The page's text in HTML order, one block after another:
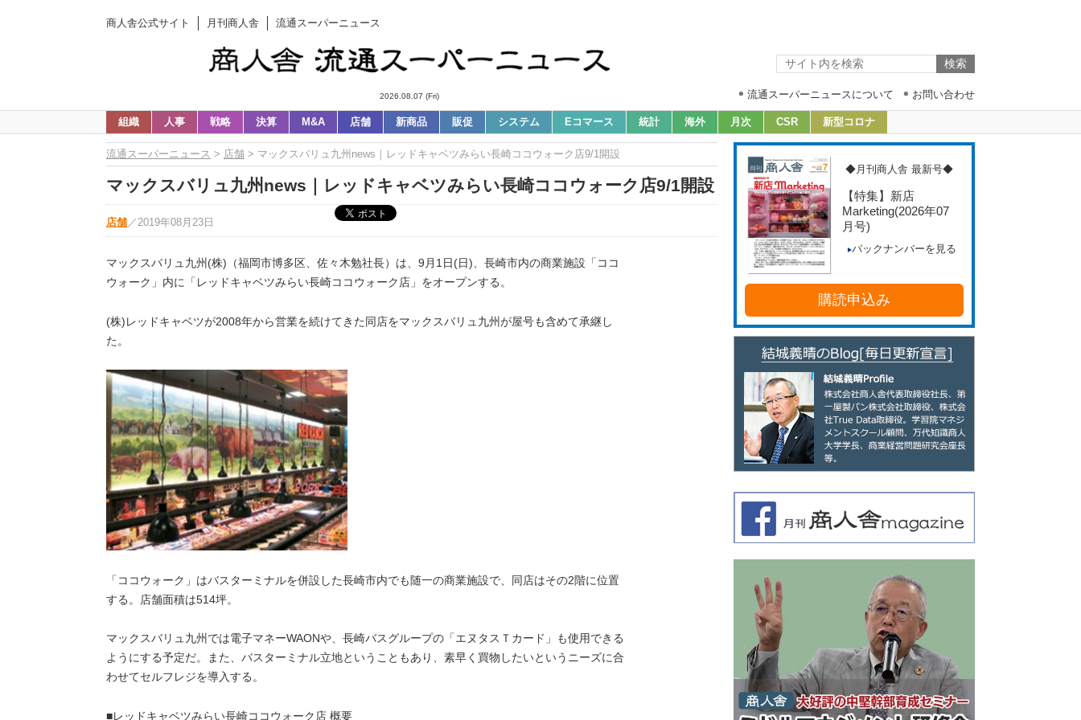
商人舎公式サイト 月刊商人舎 流通スーパーニュース
2026.08.07 (Fri) 流通スーパーニュースについて お問い合わせ
組織 人事 戦略 決算 M&A 店舗 新商品 販促 システム Eコマース 統計 海外 月次 CSR 新型コロナ
流通スーパーニュース > 店舗 > マックスバリュ九州news｜レッドキャベツみらい長崎ココウォーク店9/1開設
マックスバリュ九州news｜レッドキャベツみらい長崎ココウォーク店9/1開設
店舗 ／ 2019年08月23日
マックスバリュ九州(株)（福岡市博多区、佐々木勉社長）は、9月1日(日)、長崎市内の商業施設「ココ
ウォーク」内に「レッドキャベツみらい長崎ココウォーク店」をオープンする。
(株)レッドキャベツが2008年から営業を続けてきた同店をマックスバリュ九州が屋号も含めて承継し
た。
「ココウォーク」はバスターミナルを併設した長崎市内でも随一の商業施設で、同店はその2階に位置
する。店舗面積は514坪。
マックスバリュ九州では電子マネーWAONや、長崎バスグループの「エヌタスＴカード」も使用できる
ようにする予定だ。また、バスターミナル立地ということもあり、素早く買物したいというニーズに合
わせてセルフレジを導入する。
■レッドキャベツみらい長崎ココウォーク店 概要
◆月刊商人舎 最新号◆
【特集】新店
Marketing(2026年07
月号)
バックナンバーを見る
購読申込み